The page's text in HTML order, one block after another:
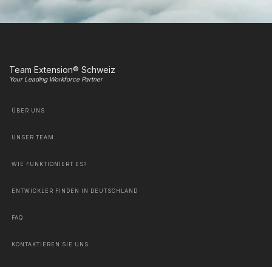
Team Extension® Schweiz
Your Leading Workforce Partner
ÜBER UNS
UNSER TEAM
WIE FUNKTIONIERT ES?
ENTWICKLER FINDEN IN DEUTSCHLAND
FAQ
KONTAKTIEREN SIE UNS